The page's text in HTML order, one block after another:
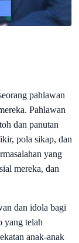
pahlawan
Pahlawan
dan panutan
pola sikap, dan
yang
mereka, dan
dan idola bagi
yang telah
anak-anak